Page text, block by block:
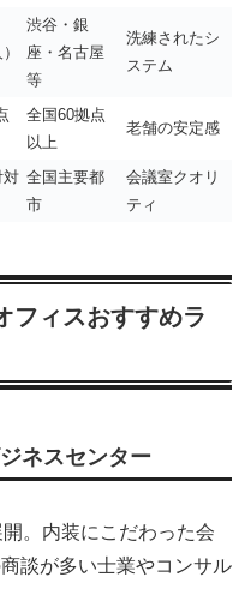
渋谷・銀
座・名古屋
等
洗練されたシ
ステム
全国60拠点
以上
老舗の安定感
対 全国主要都
市
会議室クオリ
ティ
フィスおすすめラ
ネスセンター
。内装にこだわった会
談が多い士業やコンサル